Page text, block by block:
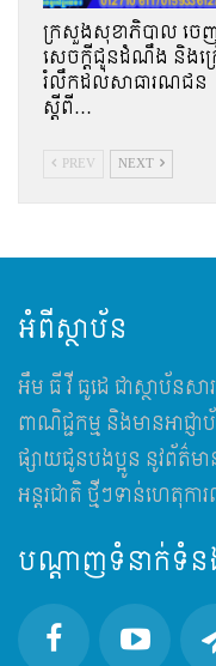
ក្រសួងសុខាភិបាល ចេញ
សេចក្តីជូនដំណឹង និងក្
រំលឹកដល់សាធារណជន
ស្ដីពី…
PREV NEXT
អំពីស្ថាប័ន
អឹម​ ធី វី ធូដេ ជាស្ថាប័ន
ពាណិជ្ជកម្ម និងមានអាជ្
ផ្សាយជូនបងប្អូន នូវព័ត៌ម
អន្តរជាតិ ថ្មីៗទាន់ហេតុកា
បណ្តាញទំនាក់ទំន